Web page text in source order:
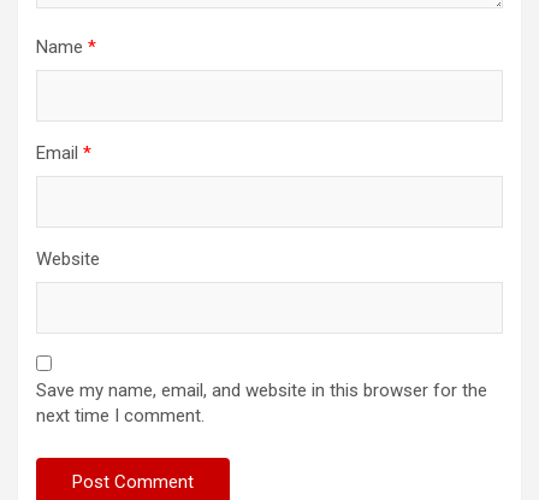
Name *
Email *
Website
Save my name, email, and website in this browser for the
next time I comment.